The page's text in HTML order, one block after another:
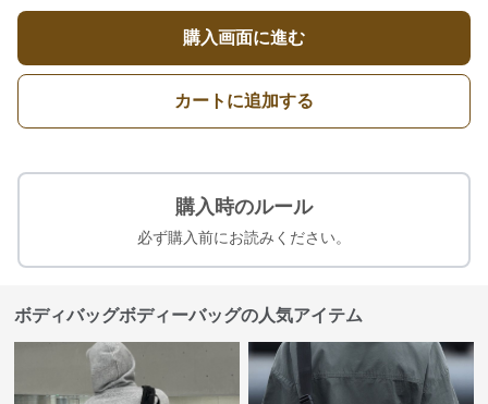
購入画面に進む
カートに追加する
購入時のルール
必ず購入前にお読みください。
ボディバッグボディーバッグの人気アイテム